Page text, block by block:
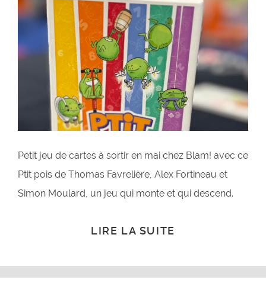
Petit jeu de cartes à sortir en mai chez Blam! avec ce
Ptit pois de Thomas Favrelière, Alex Fortineau et
Simon Moulard, un jeu qui monte et qui descend.
LIRE LA SUITE